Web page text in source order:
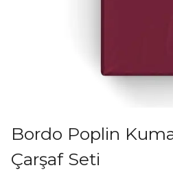
Bordo Poplin
Çarşaf Seti